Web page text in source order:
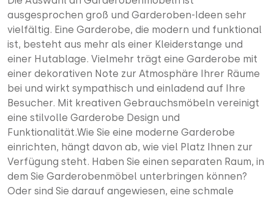
ausgesprochen groß und Garderoben-Ideen sehr
vielfältig. Eine Garderobe, die modern und funktional
ist, besteht aus mehr als einer Kleiderstange und
einer Hutablage. Vielmehr trägt eine Garderobe mit
einer dekorativen Note zur Atmosphäre Ihrer Räume
bei und wirkt sympathisch und einladend auf Ihre
Besucher. Mit kreativen Gebrauchsmöbeln vereinigt
eine stilvolle Garderobe Design und
Funktionalität.Wie Sie eine moderne Garderobe
einrichten, hängt davon ab, wie viel Platz Ihnen zur
Verfügung steht. Haben Sie einen separaten Raum, in
dem Sie Garderobenmöbel unterbringen können?
Oder sind Sie darauf angewiesen, eine schmale